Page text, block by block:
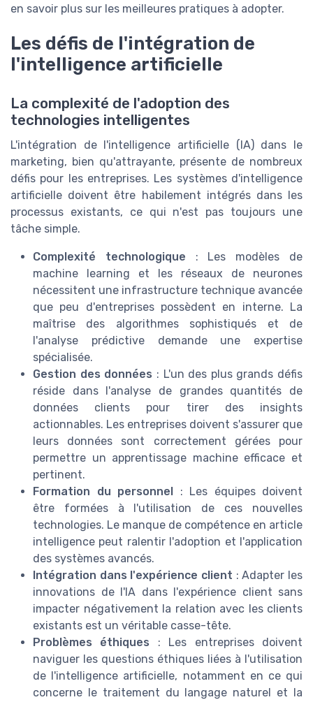
en savoir plus sur les meilleures pratiques à adopter.
Les défis de l'intégration de
l'intelligence artificielle
La complexité de l'adoption des
technologies intelligentes
L'intégration de l'intelligence artificielle (IA) dans le
marketing, bien qu'attrayante, présente de nombreux
défis pour les entreprises. Les systèmes d'intelligence
artificielle doivent être habilement intégrés dans les
processus existants, ce qui n'est pas toujours une
tâche simple.
Complexité technologique : Les modèles de
machine learning et les réseaux de neurones
nécessitent une infrastructure technique avancée
que peu d'entreprises possèdent en interne. La
maîtrise des algorithmes sophistiqués et de
l'analyse prédictive demande une expertise
spécialisée.
Gestion des données : L'un des plus grands défis
réside dans l'analyse de grandes quantités de
données clients pour tirer des insights
actionnables. Les entreprises doivent s'assurer que
leurs données sont correctement gérées pour
permettre un apprentissage machine efficace et
pertinent.
Formation du personnel
: Les équipes doivent
être formées à l'utilisation de ces nouvelles
technologies. Le manque de compétence en article
intelligence peut ralentir l'adoption et l'application
des systèmes avancés.
Intégration dans l'expérience client : Adapter les
innovations de l'IA dans l'expérience client sans
impacter négativement la relation avec les clients
existants est un véritable casse-tête.
Problèmes éthiques : Les entreprises doivent
naviguer les questions éthiques liées à l'utilisation
de l'intelligence artificielle, notamment en ce qui
concerne le traitement du langage naturel et la